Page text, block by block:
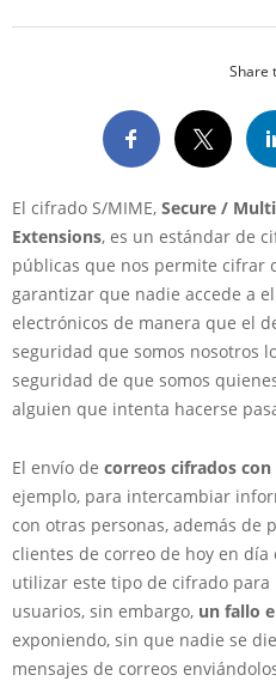
Share
El cifrado S/MIME, Secure /
Extensions, es un estándar de
públicas que nos permite cifrar
garantizar que nadie accede a
electrónicos de manera que el
seguridad que somos nosotros
seguridad de que somos
alguien que intenta hacerse
El envío de correos cifrados con
ejemplo, para intercambiar
con otras personas, además de
clientes de correo de hoy en
utilizar este tipo de cifrado para
usuarios, sin embargo, un fallo
exponiendo, sin que nadie se
mensajes de correos